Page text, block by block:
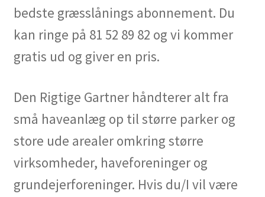
bedste græsslånings abonnement. Du
kan ringe på 81 52 89 82 og vi kommer
gratis ud og giver en pris.
Den Rigtige Gartner håndterer alt fra
små haveanlæg op til større parker og
store ude arealer omkring større
virksomheder, haveforeninger og
grundejerforeninger. Hvis du/I vil være